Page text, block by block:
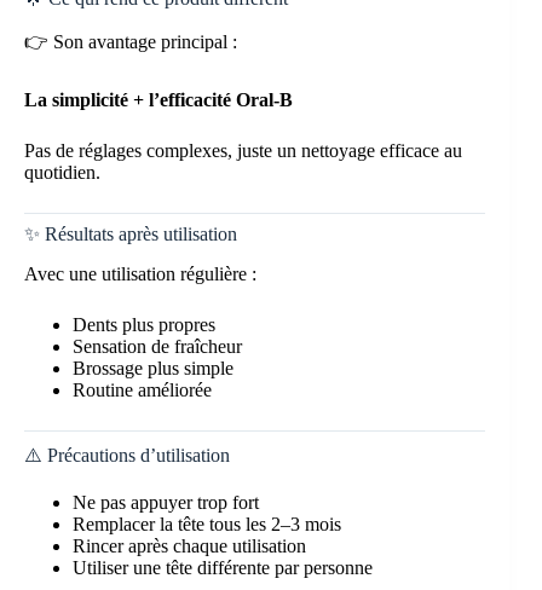
👉 Son avantage principal :
La simplicité + l’efficacité Oral-B
Pas de réglages complexes, juste un nettoyage efficace au
quotidien.
✨ Résultats après utilisation
Avec une utilisation régulière :
Dents plus propres
Sensation de fraîcheur
Brossage plus simple
Routine améliorée
⚠️ Précautions d’utilisation
Ne pas appuyer trop fort
Remplacer la tête tous les 2–3 mois
Rincer après chaque utilisation
Utiliser une tête différente par personne